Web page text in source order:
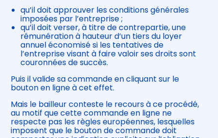
qu’il doit approuver les conditions générales
imposées par l’entreprise ;
qu’il doit verser, à titre de contrepartie, une
rémunération à hauteur d’un tiers du loyer
annuel économisé si les tentatives de
l’entreprise visant à faire valoir ses droits sont
couronnées de succès.
Puis il valide sa commande en cliquant sur le
bouton en ligne à cet effet.
Mais le bailleur conteste le recours à ce procédé,
au motif que cette commande en ligne ne
respecte pas les règles européennes, lesquelles
imposent que le bouton de commande doit